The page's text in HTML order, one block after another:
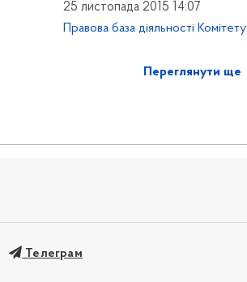
25 листопада 2015 14:07
Правова база діяльності Комітету
Переглянути ще
Телеграм